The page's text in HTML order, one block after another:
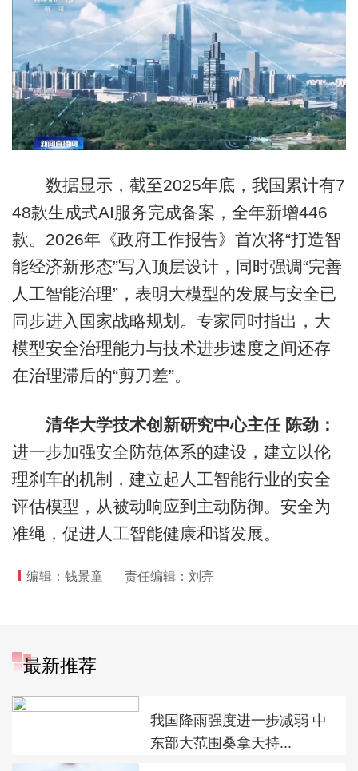
数据显示，截至2025年底，我国累计有7
48款生成式AI服务完成备案，全年新增446
款。2026年《政府工作报告》首次将“打造智
能经济新形态”写入顶层设计，同时强调“完善
人工智能治理”，表明大模型的发展与安全已
同步进入国家战略规划。专家同时指出，大
模型安全治理能力与技术进步速度之间还存
在治理滞后的“剪刀差”。
清华大学技术创新研究中心主任 陈劲：
进一步加强安全防范体系的建设，建立以伦
理刹车的机制，建立起人工智能行业的安全
评估模型，从被动响应到主动防御。安全为
准绳，促进人工智能健康和谐发展。
编辑：钱景童 责任编辑：刘亮
最新推荐
我国降雨强度进一步减弱 中
东部大范围桑拿天持...